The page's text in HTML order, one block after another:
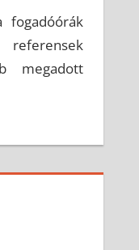
fogadóórák
megadott